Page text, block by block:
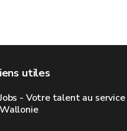
utiles
Jobs - Votre talent au
Wallonie